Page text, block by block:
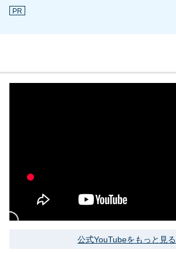
PR
公式YouTubeをもっと見る